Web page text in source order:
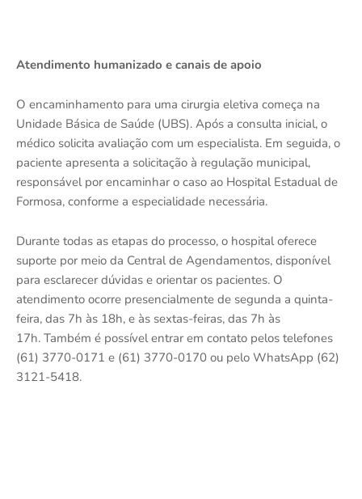
Atendimento humanizado e canais de apoio
O encaminhamento para uma cirurgia eletiva começa na
Unidade Básica de Saúde (UBS). Após a consulta inicial, o
médico solicita avaliação com um especialista. Em seguida, o
paciente apresenta a solicitação à regulação municipal,
responsável por encaminhar o caso ao Hospital Estadual de
Formosa, conforme a especialidade necessária.
Durante todas as etapas do processo, o hospital oferece
suporte por meio da Central de Agendamentos, disponível
para esclarecer dúvidas e orientar os pacientes. O
atendimento ocorre presencialmente de segunda a quinta-
feira, das 7h às 18h, e às sextas-feiras, das 7h às
17h. Também é possível entrar em contato pelos telefones
(61) 3770-0171 e (61) 3770-0170 ou pelo WhatsApp (62)
3121-5418.